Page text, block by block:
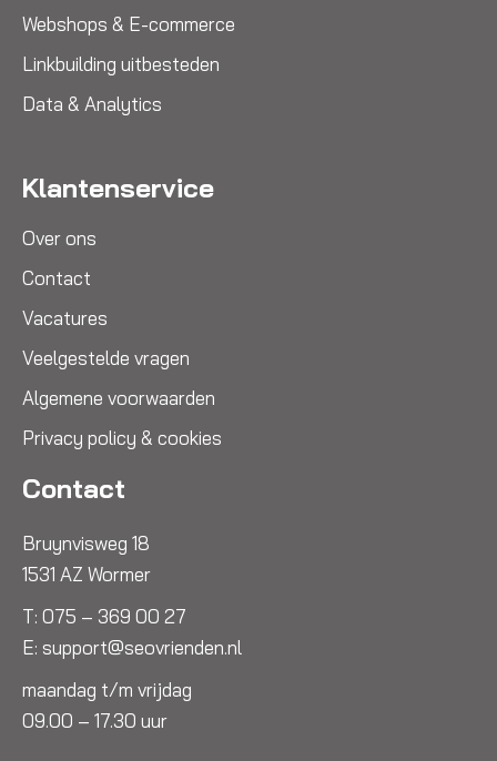
Webshops & E-commerce
Linkbuilding uitbesteden
Data & Analytics
Klantenservice
Over ons
Contact
Vacatures
Veelgestelde vragen
Algemene voorwaarden
Privacy policy & cookies
Contact
Bruynvisweg 18
1531 AZ Wormer
T: 075 – 369 00 27
E: support@seovrienden.nl
maandag t/m vrijdag
09.00 – 17.30 uur